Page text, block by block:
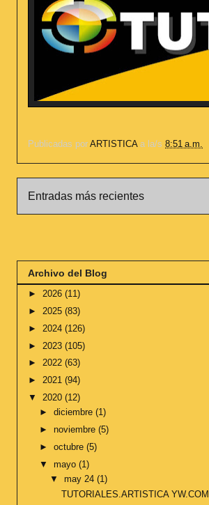
Publicadas por ARTISTICA a la/s 8:51 a.m.
Entradas más recientes
Archivo del Blog
► 2026 (11)
► 2025 (83)
► 2024 (126)
► 2023 (105)
► 2022 (63)
► 2021 (94)
▼ 2020 (12)
► diciembre (1)
► noviembre (5)
► octubre (5)
▼ mayo (1)
▼may 24(1)
TUTORIALES.ARTISTICA YW.COM